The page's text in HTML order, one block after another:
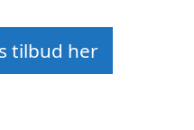
tilbud her